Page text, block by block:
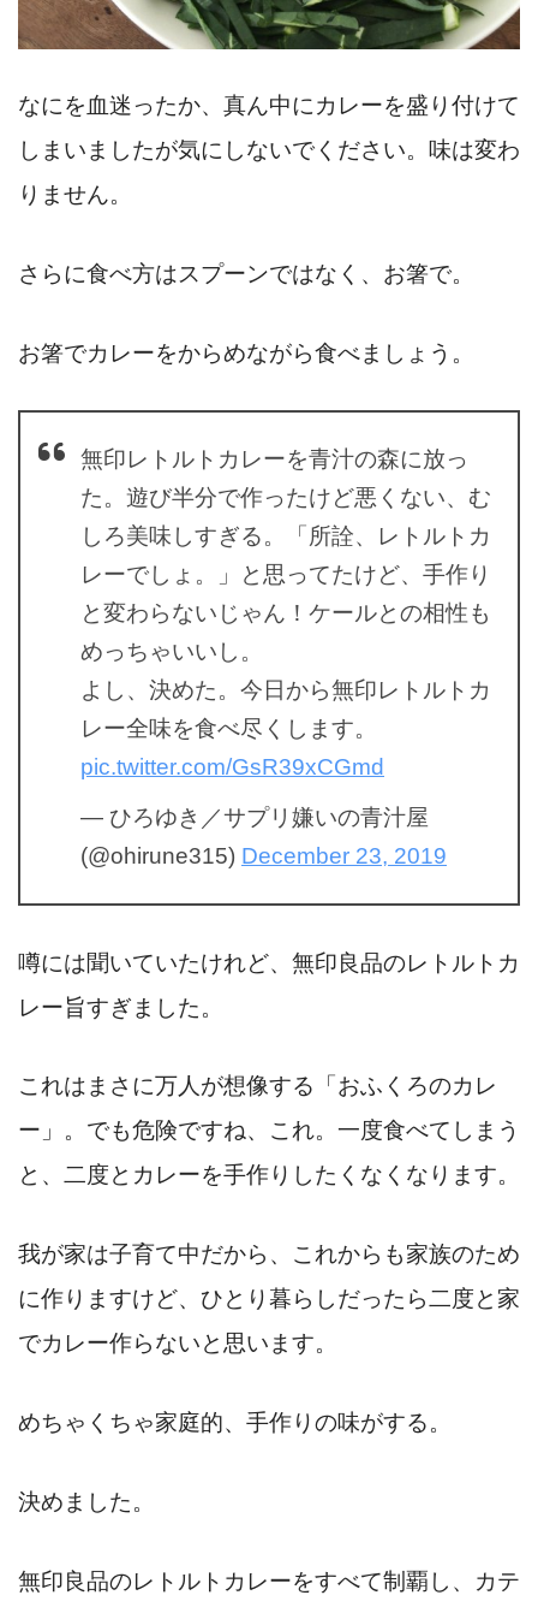
なにを血迷ったか、真ん中にカレーを盛り付けて
しまいましたが気にしないでください。味は変わ
りません。
さらに食べ方はスプーンではなく、お箸で。
お箸でカレーをからめながら食べましょう。
無印レトルトカレーを青汁の森に放っ
た。遊び半分で作ったけど悪くない、む
しろ美味しすぎる。「所詮、レトルトカ
レーでしょ。」と思ってたけど、手作り
と変わらないじゃん！ケールとの相性も
めっちゃいいし。
よし、決めた。今日から無印レトルトカ
レー全味を食べ尽くします。
pic.twitter.com/GsR39xCGmd
— ひろゆき／サプリ嫌いの青汁屋
(@ohirune315) December 23, 2019
噂には聞いていたけれど、無印良品のレトルトカ
レー旨すぎました。
これはまさに万人が想像する「おふくろのカレ
ー」。でも危険ですね、これ。一度食べてしまう
と、二度とカレーを手作りしたくなくなります。
我が家は子育て中だから、これからも家族のため
に作りますけど、ひとり暮らしだったら二度と家
でカレー作らないと思います。
めちゃくちゃ家庭的、手作りの味がする。
決めました。
無印良品のレトルトカレーをすべて制覇し、カテ